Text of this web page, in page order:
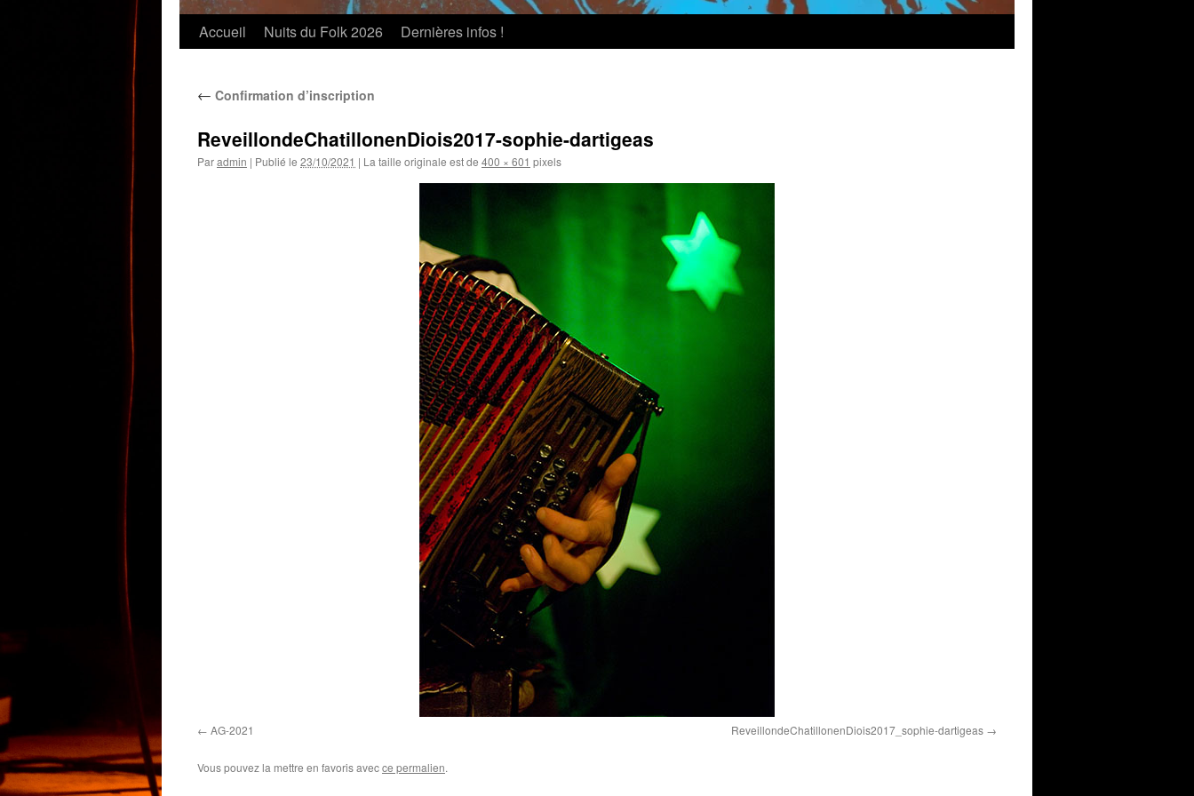
Accueil Nuits du Folk 2026 Dernières infos !
← Confirmation d’inscription
ReveillondeChatillonenDiois2017-sophie-dartigeas
Paradmin | Publié le 23/10/2021 | La taille originale est de 400 × 601 pixels
AG-2021 ReveillondeChatillonenDiois2017_sophie-dartigeas
Vous pouvez la mettre en favoris avecce permalien.